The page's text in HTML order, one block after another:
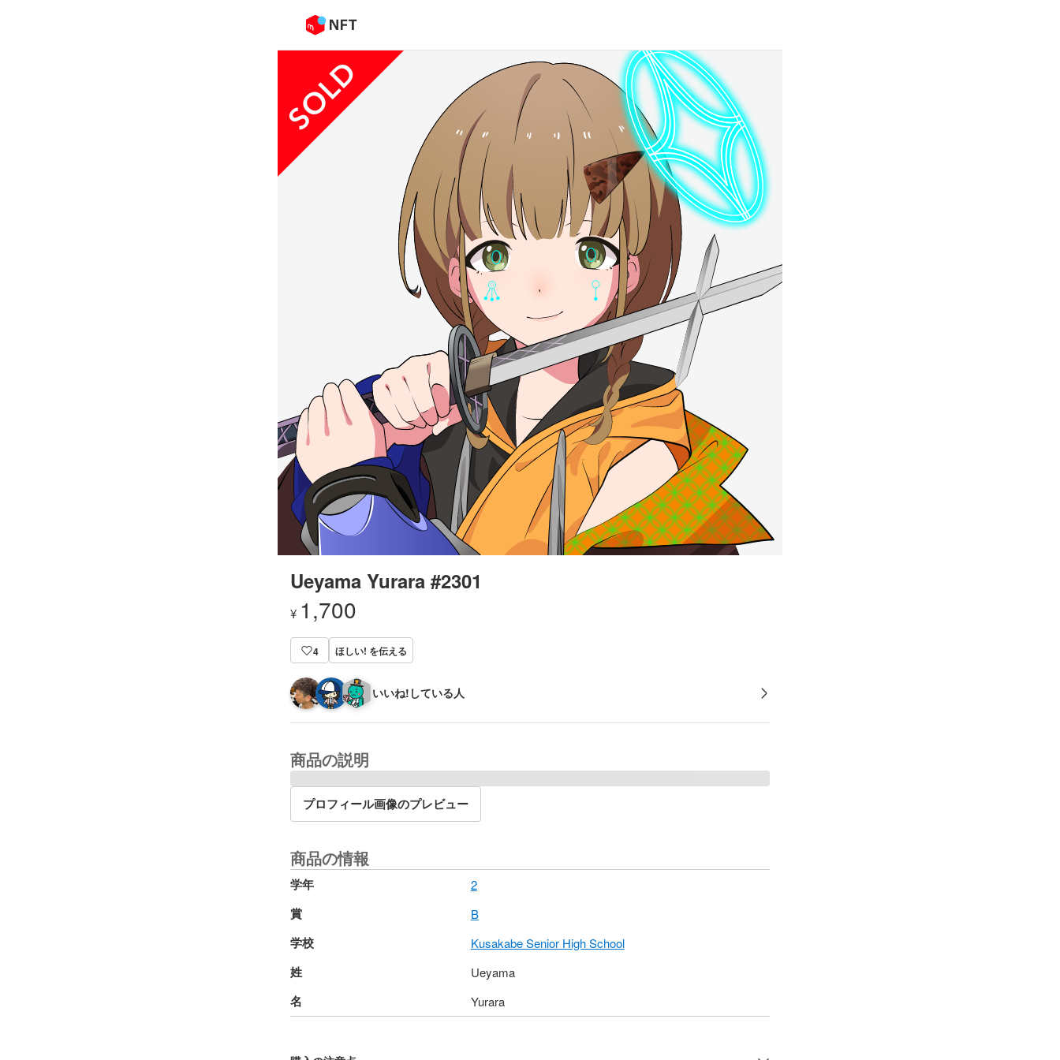
Ueyama Yurara #2301
¥ 1,700
4 ほしい! を伝える
いいね!している人
商品の説明
プロフィール画像のプレビュー
商品の情報
学年 2
賞 B
学校 Kusakabe Senior High School
姓 Ueyama
名 Yurara